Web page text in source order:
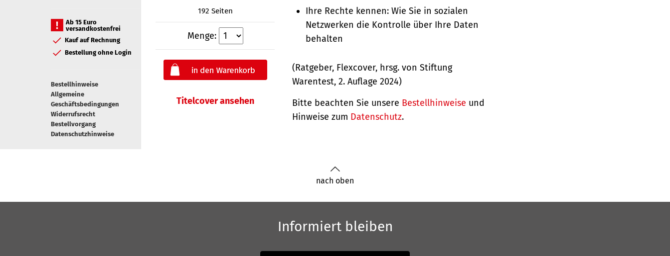
Ab 15 Euro
versandkostenfrei
Kauf auf Rechnung
Bestellung ohne Login
Bestellhinweise
Allgemeine
Geschäftsbedingungen
Widerrufsrecht
Bestellvorgang
Datenschutzhinweise
192 Seiten
Menge:
Titelcover ansehen
Ihre Rechte kennen: Wie Sie in sozialen
Netzwerken die Kontrolle über Ihre Daten
behalten
(Ratgeber, Flexcover, hrsg. von Stiftung
Warentest, 2. Auflage 2024)
Bitte beachten Sie unsere Bestellhinweise und
Hinweise zum Datenschutz.
nach oben
Informiert bleiben